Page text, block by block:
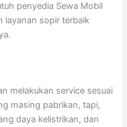
penyedia Sewa Mobil
layanan sopir terbaik
melakukan service sesuai
masing pabrikan, tapi,
daya kelistrikan, dan